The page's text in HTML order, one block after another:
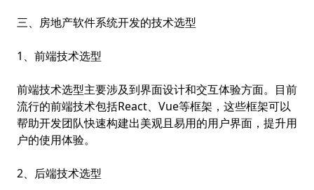
三、房地产软件系统开发的技术选型
1、前端技术选型
前端技术选型主要涉及到界面设计和交互体验方面。目前
流行的前端技术包括React、Vue等框架，这些框架可以
帮助开发团队快速构建出美观且易用的用户界面，提升用
户的使用体验。
2、后端技术选型